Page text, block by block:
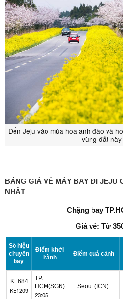
Đến Jeju vào mùa hoa anh đào và
vùng đất
BẢNG GIÁ VÉ MÁY BAY ĐI JEJU
NHẤT
Chặng bay
Giá vé: Từ
Số hiệu
chuyến
bay
Điểm khởi
hành
Điểm quá cảnh
KE684
KE1209
TP.
HC M(SGN)
23:05
Seoul (ICN)